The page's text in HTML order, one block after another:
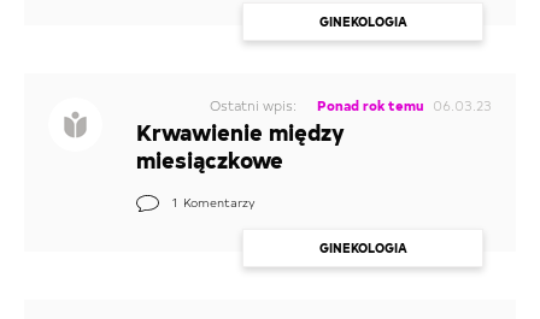
GINEKOLOGIA
Ostatni wpis: Ponad rok temu 06.03.23
Krwawienie między
miesiączkowe
1 Komentarzy
GINEKOLOGIA